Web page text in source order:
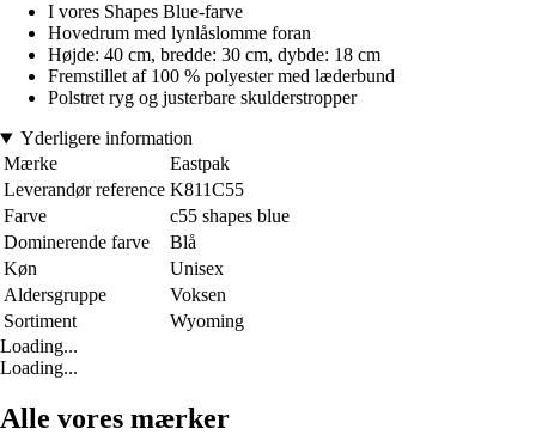
I vores Shapes Blue-farve
Hovedrum med lynlåslomme foran
Højde: 40 cm, bredde: 30 cm, dybde: 18 cm
Fremstillet af 100 % polyester med læderbund
Polstret ryg og justerbare skulderstropper
Yderligere information
Mærke
Eastpak
Leverandør reference K811C55
Farve
c55 shapes blue
Dominerende farve
Blå
Køn
Unisex
Aldersgruppe
Voksen
Sortiment
Wyoming
Loading...
Loading...
Alle vores mærker